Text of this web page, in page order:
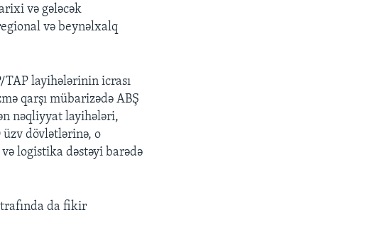
və gələcək
və beynəlxalq
TAP layihələrinin icrası
qarşı mübarizədə ABŞ
nəqliyyat layihələri,
üzv dövlətlərinə, o
logistika dəstəyi barədə
da fikir